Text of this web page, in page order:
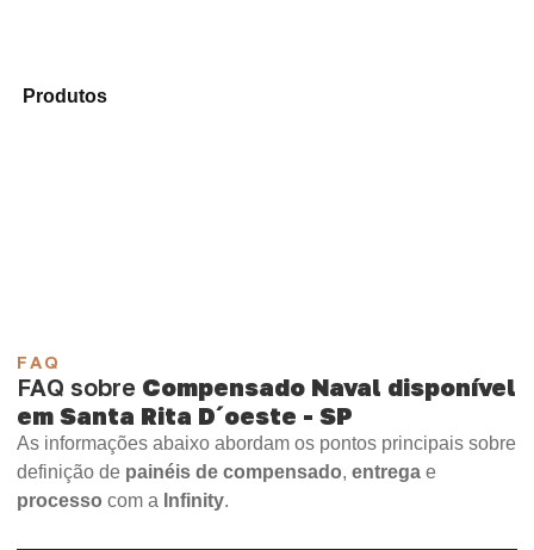
Produtos
FAQ
FAQ sobre Compensado Naval disponível
em Santa Rita D´oeste - SP
As informações abaixo abordam os pontos principais sobre
definição de painéis de compensado, entrega e
processo com a Infinity.